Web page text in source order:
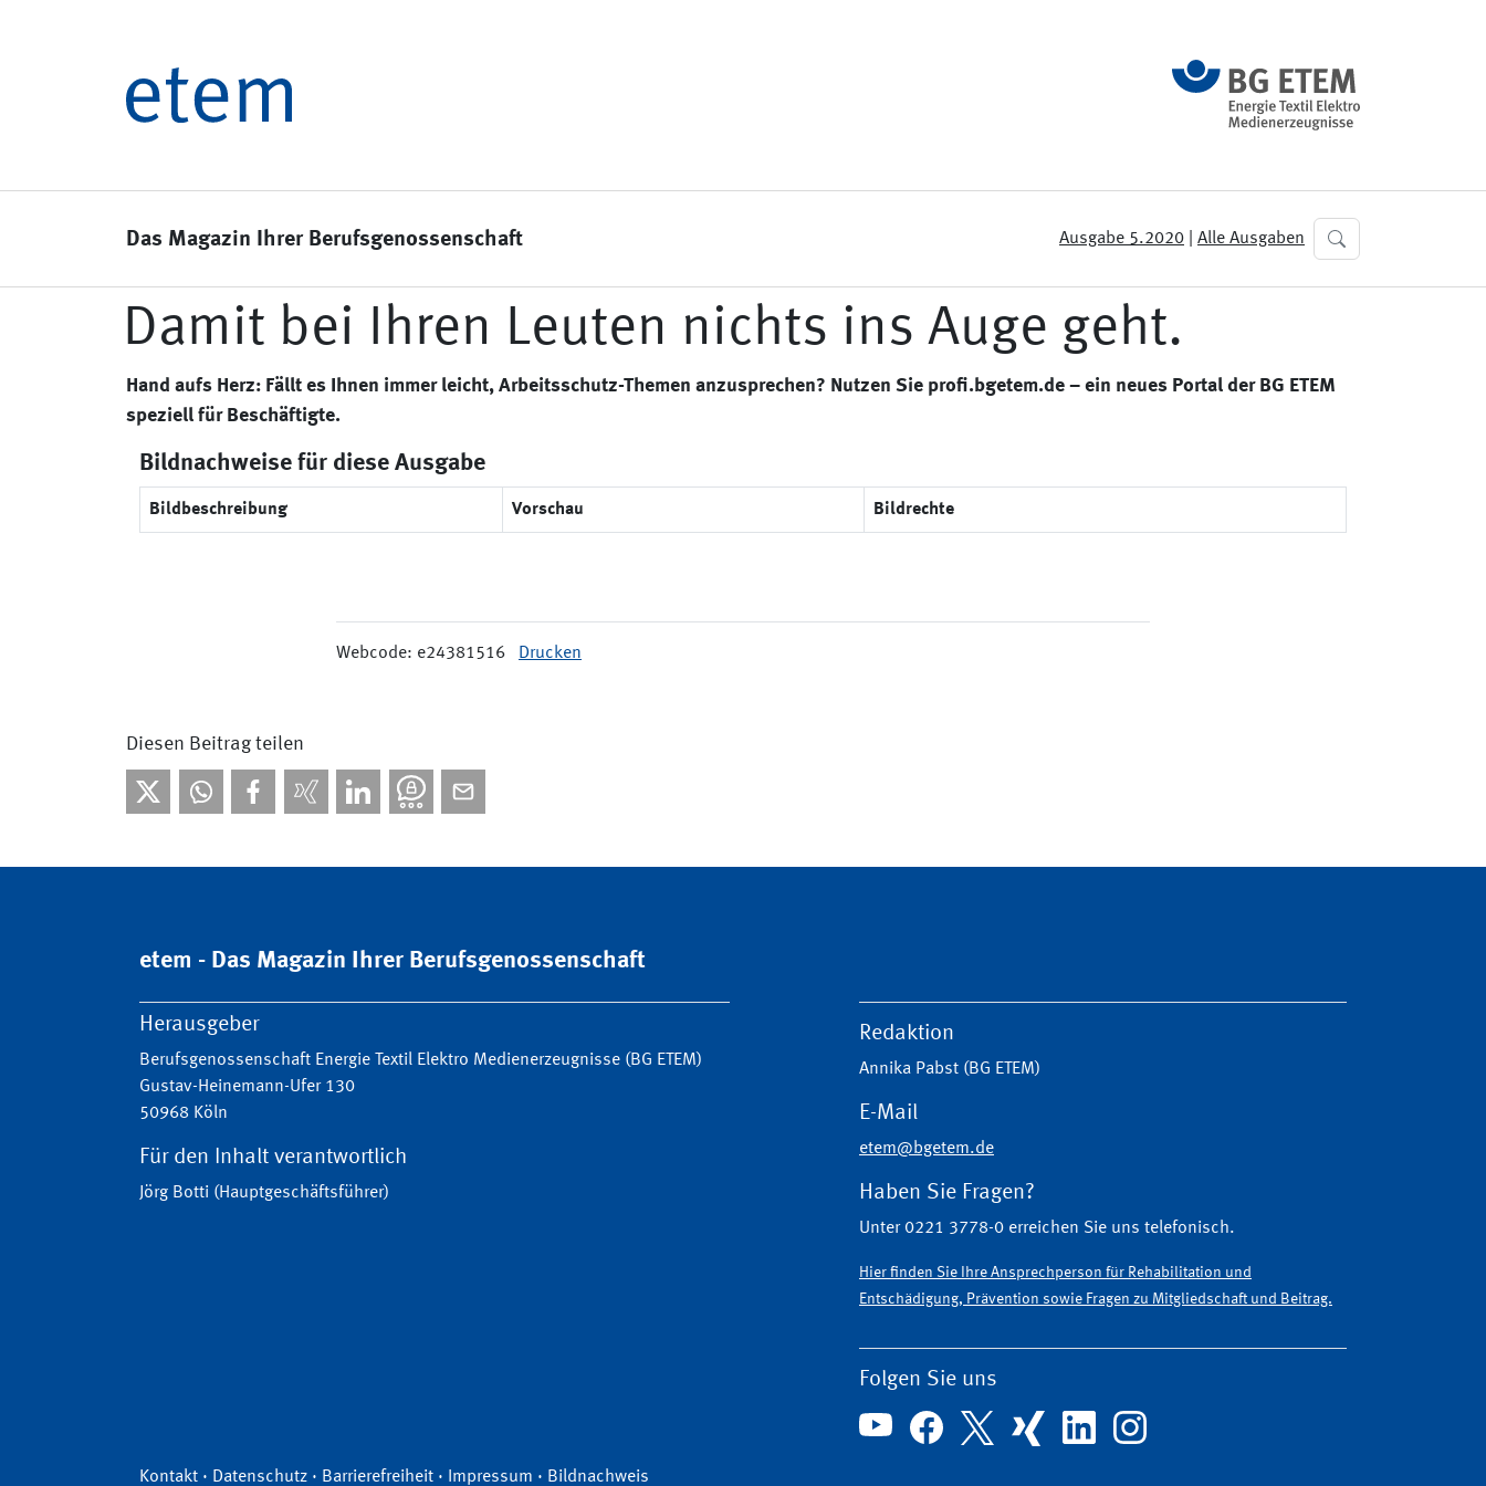
Das Magazin Ihrer Berufsgenossenschaft Ausgabe 5.2020 Alle Ausgaben
Damit bei Ihren Leuten nichts ins Auge geht.
Hand aufs Herz: Fällt es Ihnen immer leicht, Arbeitsschutz-Themen anzusprechen? Nutzen Sie profi.bgetem.de – ein neues Portal der BG ETEM
speziell für Beschäftigte.
Bildnachweise für diese Ausgabe
Bildbeschreibung Vorschau Bildrechte
Webcode: e24381516 Drucken
Diesen Beitrag teilen
etem - Das Magazin Ihrer Berufsgenossenschaft
Herausgeber
Berufsgenossenschaft Energie Textil Elektro Medienerzeugnisse (BG ETEM)
Gustav-Heinemann-Ufer 130
50968 Köln
Für den Inhalt verantwortlich
Jörg Botti (Hauptgeschäftsführer)
Redaktion
Annika Pabst (BG ETEM)
E-Mail
etem@bgetem.de
Haben Sie Fragen?
Unter 0221 3778-0 erreichen Sie uns telefonisch.
Hier finden Sie Ihre Ansprechperson für Rehabilitation und
Entschädigung, Prävention sowie Fragen zu Mitgliedschaft und Beitrag.
Folgen Sie uns
Kontakt · Datenschutz · Barrierefreiheit · Impressum · Bildnachweis